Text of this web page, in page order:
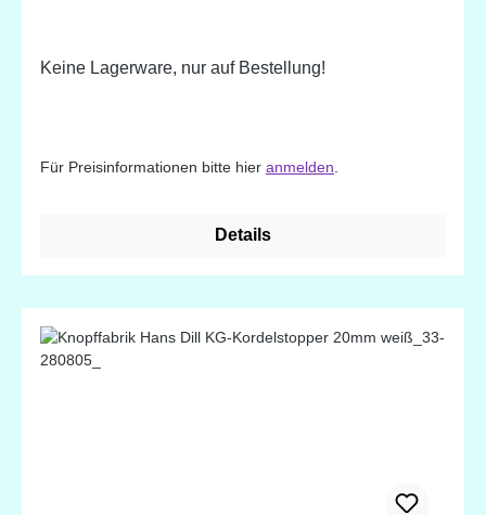
Keine Lagerware, nur auf Bestellung!
Für Preisinformationen bitte hier anmelden
Details